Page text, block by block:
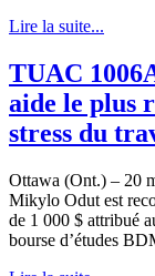
Lire la suite...
TUAC
aide le plus
stress du
Ottawa (Ont.) – 20
Mikylo Odut est
de 1 000 $ attribué
bourse d’études